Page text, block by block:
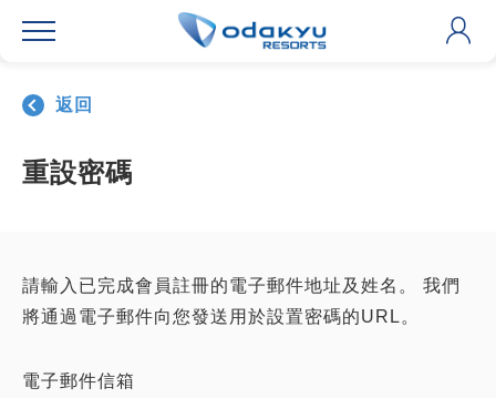
返回
重設密碼
請輸入已完成會員註冊的電子郵件地址及姓名。 我們
將通過電子郵件向您發送用於設置密碼的URL。
電子郵件信箱